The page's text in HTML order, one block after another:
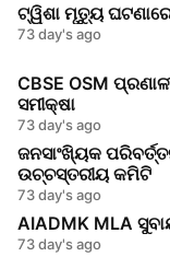
ଟ୍ୱିଶା ମୃତ୍ୟୁ
73 day's ago
CBSE OSM
ସମୀକ୍ଷା
73 day's ago
ଜନସାଂଖ୍ୟିକ
ଉଚ୍ଚସ୍ତରୀୟ କମିଟି
73 day's ago
AIADMK MLA
73 day's ago